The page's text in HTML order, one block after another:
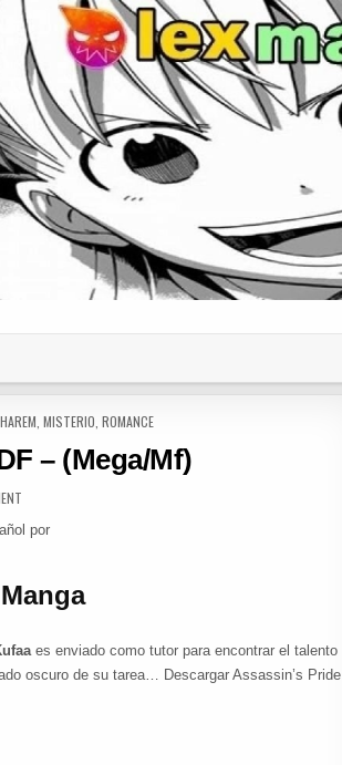
HAREM MISTERIO ROMANCE
– (Mega/Mf)
es enviado como tutor para encontrar el talento
oscuro de su tarea… Descargar Assassin’s Pride